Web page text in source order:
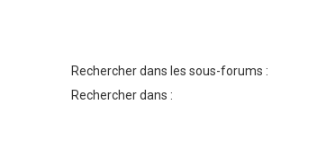
Rechercher dans les sous-forums :
Rechercher dans :